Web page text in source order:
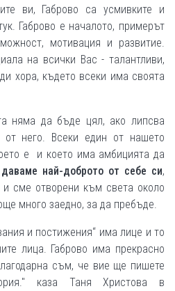
ви, Габрово са усмивките и
Габрово е началото, примерът
мотивация и развитие.
на всички Вас - талантливи,
хора, където всеки има своята
няма да бъде цял, ако липсва
него. Всеки един от нашето
е и което има амбицията да
най-доброто от себе си,
сме отворени към света около
много заедно, за да пребъде.
и постижения“ има лице и то
лица. Габрово има прекрасно
съм, че вие ще пишете
каза Таня Христова в